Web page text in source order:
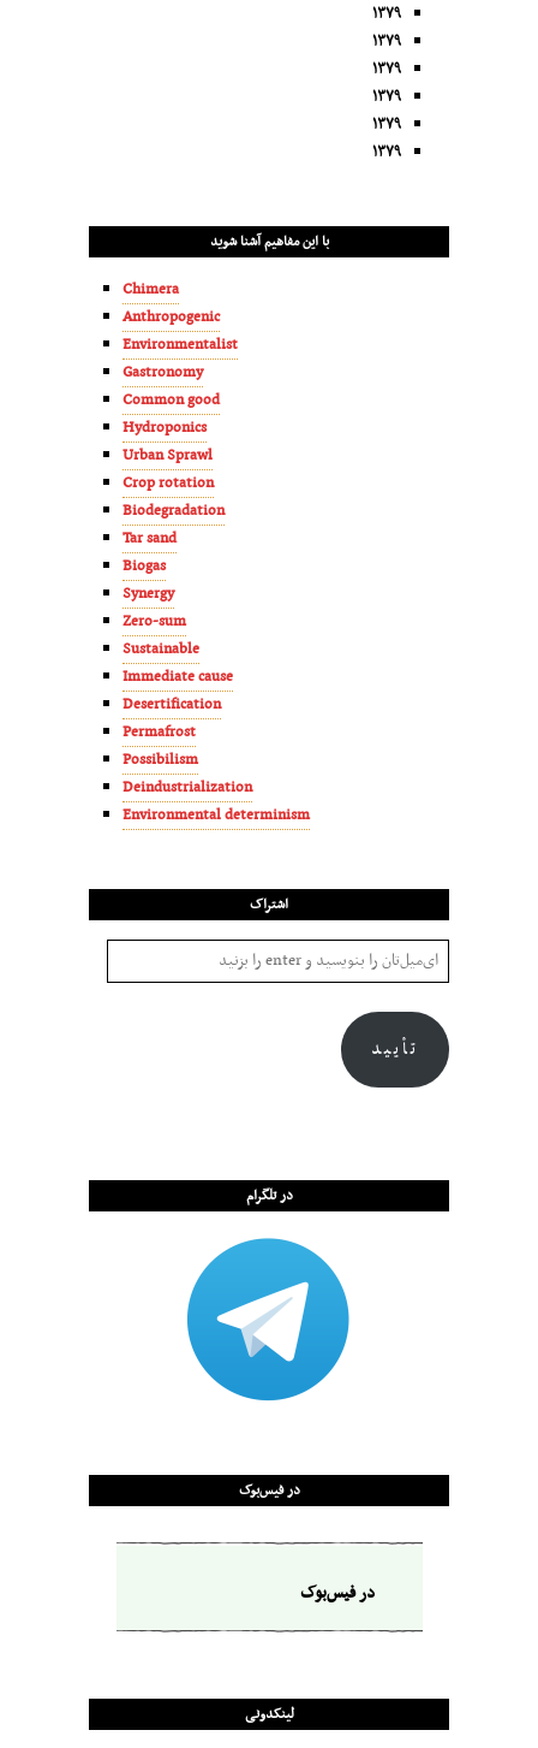
۱۳۷۹
۱۳۷۹
۱۳۷۹
۱۳۷۹
۱۳۷۹
۱۳۷۹
با این مفاهیم آشنا شوید
Chimera
Anthropogenic
Environmentalist
Gastronomy
Common good
Hydroponics
Urban Sprawl
Crop rotation
Biodegradation
Tar sand
Biogas
Synergy
Zero-sum
Sustainable
Immediate cause
Desertification
Permafrost
Possibilism
Deindustrialization
Environmental determinism
اشتراک
تأیید
در تلگرام
در فیس‌بوک
در فیس‌بوک
لینکدونی